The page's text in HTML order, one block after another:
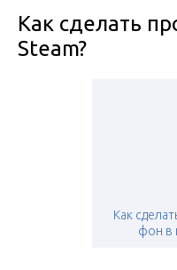
Как сделать
Steam?
Как
фон в